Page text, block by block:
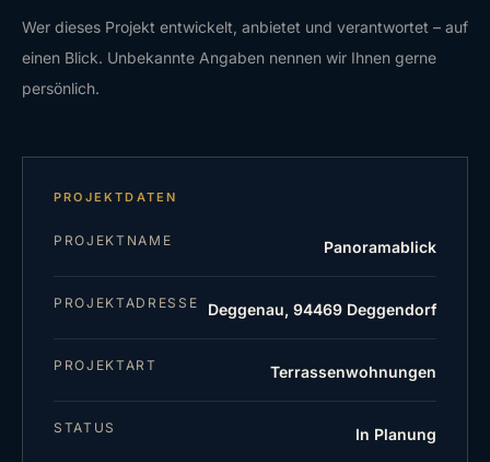
Wer dieses Projekt entwickelt, anbietet und verantwortet – auf
einen Blick. Unbekannte Angaben nennen wir Ihnen gerne
persönlich.
PROJEKTDATEN
PROJEKTNAME Panoramablick
PROJEKTADRESSE Deggenau, 94469 Deggendorf
PROJEKTART Terrassenwohnungen
STATUS In Planung